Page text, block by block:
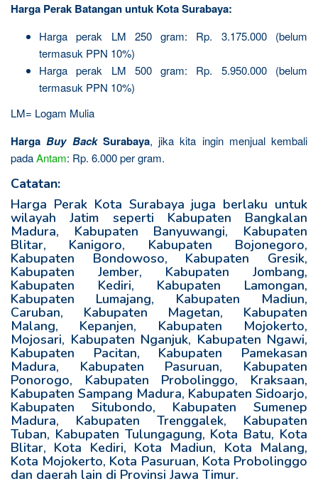
Harga Perak Batangan untuk Kota Surabaya:
Harga perak LM 250 gram: Rp. 3.175.000 (belum
termasuk PPN 10%)
Harga perak LM 500 gram: Rp. 5.950.000 (belum
termasuk PPN 10%)
LM= Logam Mulia
HargaBuy BackSurabaya, jika kita ingin menjual kembali
padaAntam: Rp. 6.000 per gram.
Catatan:
Harga Perak Kota Surabaya juga berlaku untuk
wilayah Jatim seperti Kabupaten Bangkalan
Madura, Kabupaten Banyuwangi, Kabupaten
Blitar, Kanigoro, Kabupaten Bojonegoro,
Kabupaten Bondowoso, Kabupaten Gresik,
Kabupaten Jember, Kabupaten Jombang,
Kabupaten Kediri, Kabupaten Lamongan,
Kabupaten Lumajang, Kabupaten Madiun,
Caruban, Kabupaten Magetan, Kabupaten
Malang, Kepanjen, Kabupaten Mojokerto,
Mojosari, Kabupaten Nganjuk, Kabupaten Ngawi,
Kabupaten Pacitan, Kabupaten Pamekasan
Madura, Kabupaten Pasuruan, Kabupaten
Ponorogo, Kabupaten Probolinggo, Kraksaan,
Kabupaten Sampang Madura, Kabupaten Sidoarjo,
Kabupaten Situbondo, Kabupaten Sumenep
Madura, Kabupaten Trenggalek, Kabupaten
Tuban, Kabupaten Tulungagung, Kota Batu, Kota
Blitar, Kota Kediri, Kota Madiun, Kota Malang,
Kota Mojokerto, Kota Pasuruan, Kota Probolinggo
dan daerah lain di Provinsi Jawa Timur.